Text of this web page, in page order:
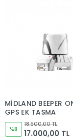
MİDLAND BEEPER
GPS EK TASMA
%8
18.500,00 TL
17.000,00 TL